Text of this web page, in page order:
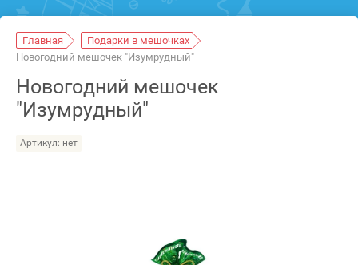
Главная
Подарки в мешочках
Новогодний мешочек "Изумрудный"
Новогодний мешочек
"Изумрудный"
Артикул: нет